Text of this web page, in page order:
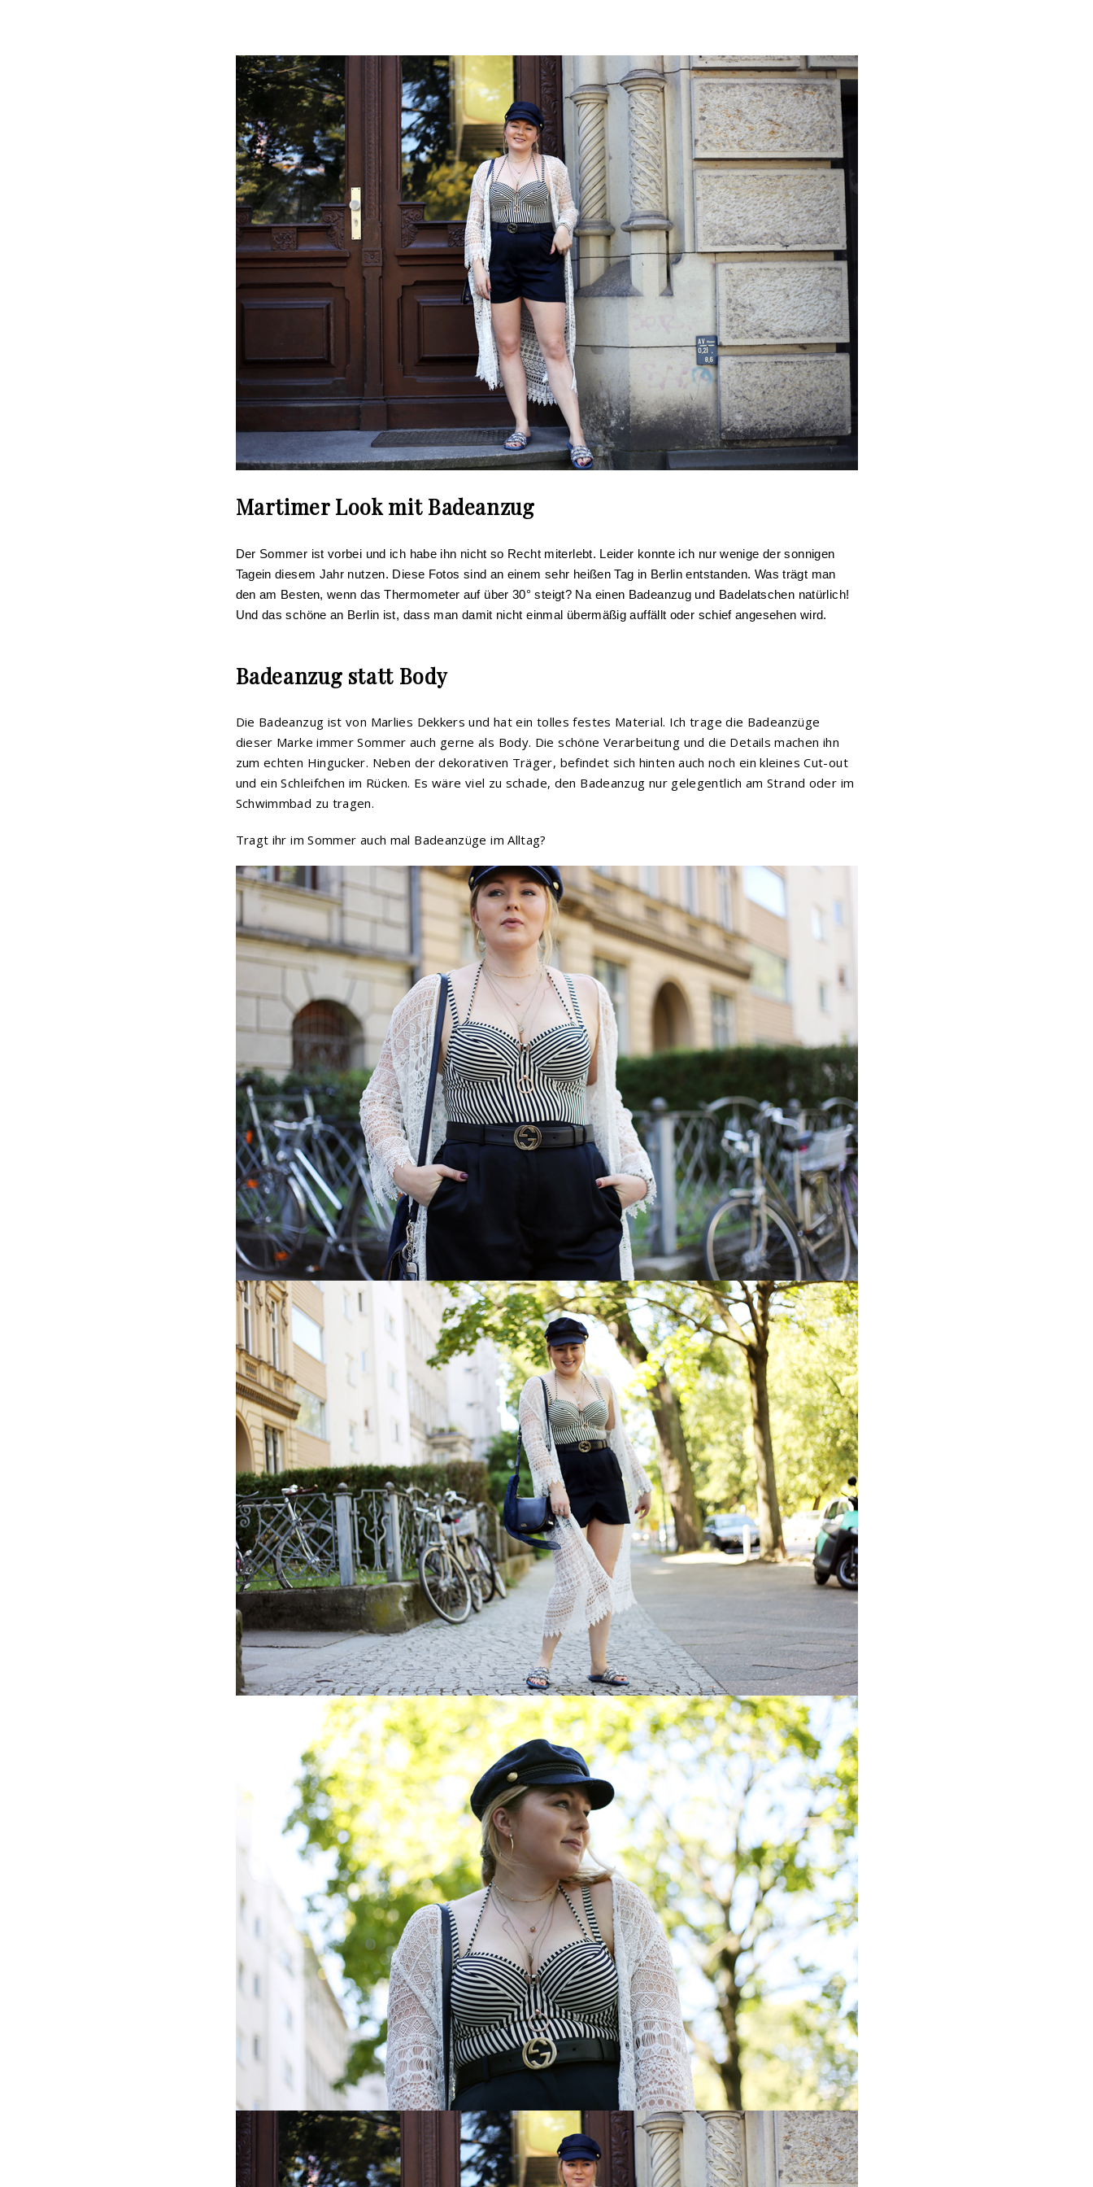
Martimer Look mit Badeanzug
Der Sommer ist vorbei und ich habe ihn nicht so Recht miterlebt. Leider konnte ich nur wenige der sonnigen
Tagein diesem Jahr nutzen. Diese Fotos sind an einem sehr heißen Tag in Berlin entstanden. Was trägt man
den am Besten, wenn das Thermometer auf über 30° steigt? Na einen Badeanzug und Badelatschen natürlich!
Und das schöne an Berlin ist, dass man damit nicht einmal übermäßig auffällt oder schief angesehen wird.
Badeanzug statt Body
Die Badeanzug ist von Marlies Dekkers und hat ein tolles festes Material. Ich trage die Badeanzüge
dieser Marke immer Sommer auch gerne als Body. Die schöne Verarbeitung und die Details machen ihn
zum echten Hingucker. Neben der dekorativen Träger, befindet sich hinten auch noch ein kleines Cut-out
und ein Schleifchen im Rücken. Es wäre viel zu schade, den Badeanzug nur gelegentlich am Strand oder im
Schwimmbad zu tragen.
Tragt ihr im Sommer auch mal Badeanzüge im Alltag?